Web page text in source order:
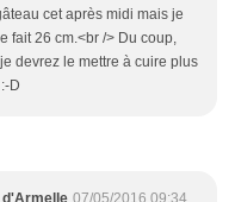
cet après midi mais je
fait 26 cm.<br /> Du coup,
devrez le mettre à cuire plus
D
07/05/2016 09:34